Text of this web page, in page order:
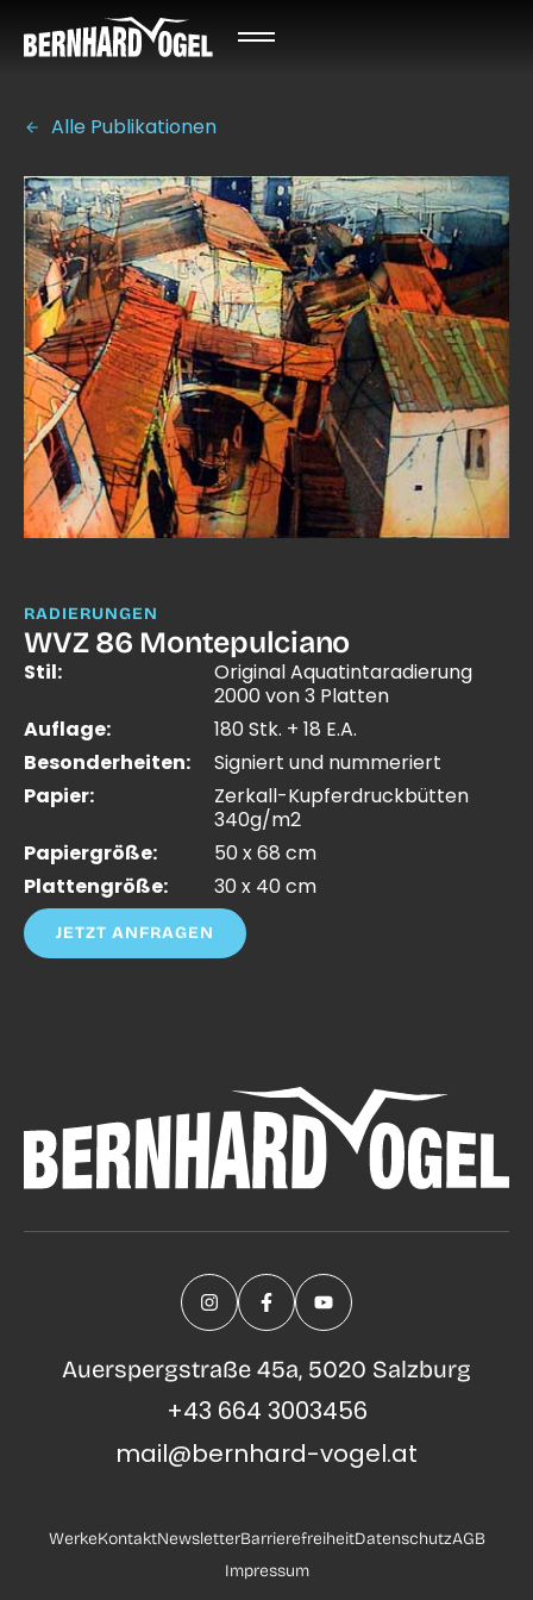
Alle Publikationen
RADIERUNGEN
WVZ 86 Montepulciano
Stil:
Original Aquatintaradierung
2000 von 3 Platten
Auflage:
180 Stk. + 18 E.A.
Besonderheiten:
Signiert und nummeriert
Papier:
Zerkall-Kupferdruckbütten
340g/m2
Papiergröße:
50 x 68 cm
Plattengröße:
30 x 40 cm
JETZT ANFRAGEN
Auerspergstraße 45a, 5020 Salzburg
+43 664 3003456
mail@bernhard-vogel.at
WerkeKontaktNewsletterBarrierefreiheitDatenschutzAGB
Impressum